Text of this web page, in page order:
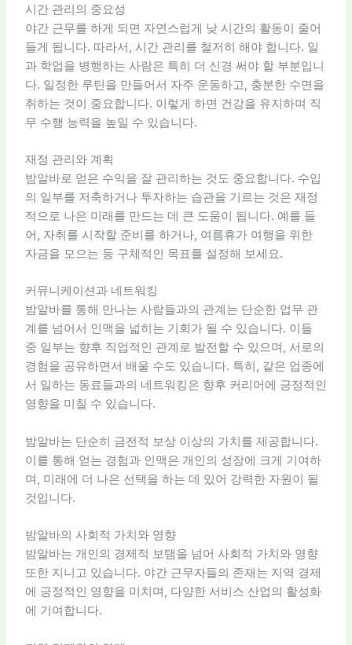
시간 관리의 중요성
야간 근무를 하게 되면 자연스럽게 낮 시간의 활동이 줄어
들게 됩니다. 따라서, 시간 관리를 철저히 해야 합니다. 일
과 학업을 병행하는 사람은 특히 더 신경 써야 할 부분입니
다. 일정한 루틴을 만들어서 자주 운동하고, 충분한 수면을
취하는 것이 중요합니다. 이렇게 하면 건강을 유지하며 직
무 수행 능력을 높일 수 있습니다.
재정 관리와 계획
밤알바로 얻은 수익을 잘 관리하는 것도 중요합니다. 수입
의 일부를 저축하거나 투자하는 습관을 기르는 것은 재정
적으로 나은 미래를 만드는 데 큰 도움이 됩니다. 예를 들
어, 자취를 시작할 준비를 하거나, 여름휴가 여행을 위한
자금을 모으는 등 구체적인 목표를 설정해 보세요.
커뮤니케이션과 네트워킹
밤알바를 통해 만나는 사람들과의 관계는 단순한 업무 관
계를 넘어서 인맥을 넓히는 기회가 될 수 있습니다. 이들
중 일부는 향후 직업적인 관계로 발전할 수 있으며, 서로의
경험을 공유하면서 배울 수도 있습니다. 특히, 같은 업종에
서 일하는 동료들과의 네트워킹은 향후 커리어에 긍정적인
영향을 미칠 수 있습니다.
밤알바는 단순히 금전적 보상 이상의 가치를 제공합니다.
이를 통해 얻는 경험과 인맥은 개인의 성장에 크게 기여하
며, 미래에 더 나은 선택을 하는 데 있어 강력한 자원이 될
것입니다.
밤알바의 사회적 가치와 영향
밤알바는 개인의 경제적 보탬을 넘어 사회적 가치와 영향
또한 지니고 있습니다. 야간 근무자들의 존재는 지역 경제
에 긍정적인 영향을 미치며, 다양한 서비스 산업의 활성화
에 기여합니다.